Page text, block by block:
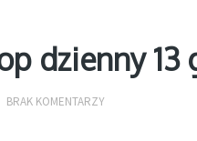
dzienny 13
BRAK KOMENTARZY